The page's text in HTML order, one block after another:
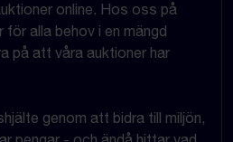
online. Hos oss på
för alla behov i en mängd
på att våra auktioner har
genom att bidra till miljön,